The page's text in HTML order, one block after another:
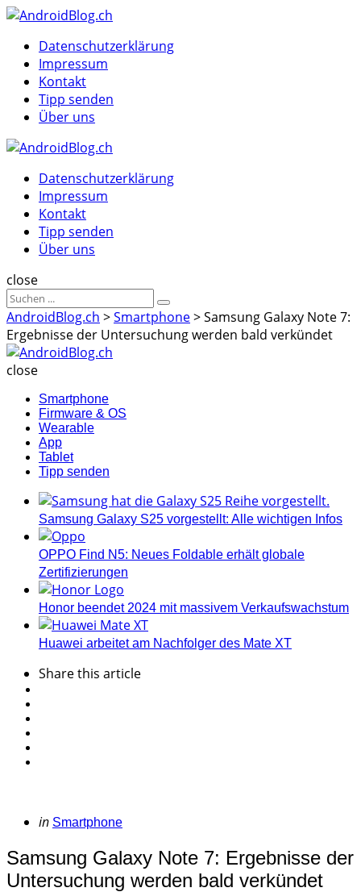
Menu
MenuDatenschutzerklärung
Impressum
Kontakt
Tipp senden
Über uns
Datenschutzerklärung
Impressum
Kontakt
Tipp senden
Über uns
Suche
close
Sucheergebnisse
für
Suche
AndroidBlog.ch >Smartphone>Samsung Galaxy Note 7:
Ergebnisse der Untersuchung werden bald verkündet
close
Smartphone
Firmware & OS
Wearable
App
Tablet
Tipp senden
Samsung Galaxy S25 vorgestellt: Alle wichtigen Infos
OPPO Find N5: Neues Foldable erhält globale
Zertifizierungen
Honor beendet 2024 mit massivem Verkaufswachstum
Huawei arbeitet am Nachfolger des Mate XT
Sharethis article
Categories
Posted
in Smartphone
Samsung Galaxy Note 7: Ergebnisse der
Untersuchung werden bald verkündet